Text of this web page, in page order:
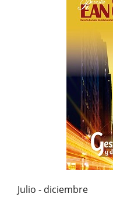
Julio - diciembre